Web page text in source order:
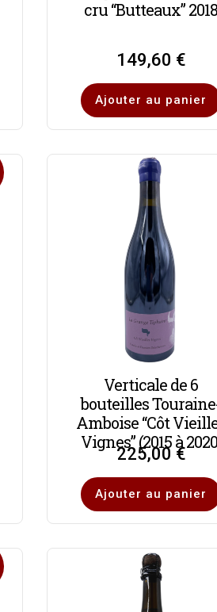
cru “Butteaux” 2018
149,60 €
Ajouter au panier
Verticale de 6
bouteilles
Amboise “Côt
Vignes” (2015 à
225,00 €
Ajouter au panier